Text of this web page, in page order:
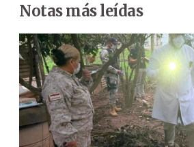
Notas más leídas